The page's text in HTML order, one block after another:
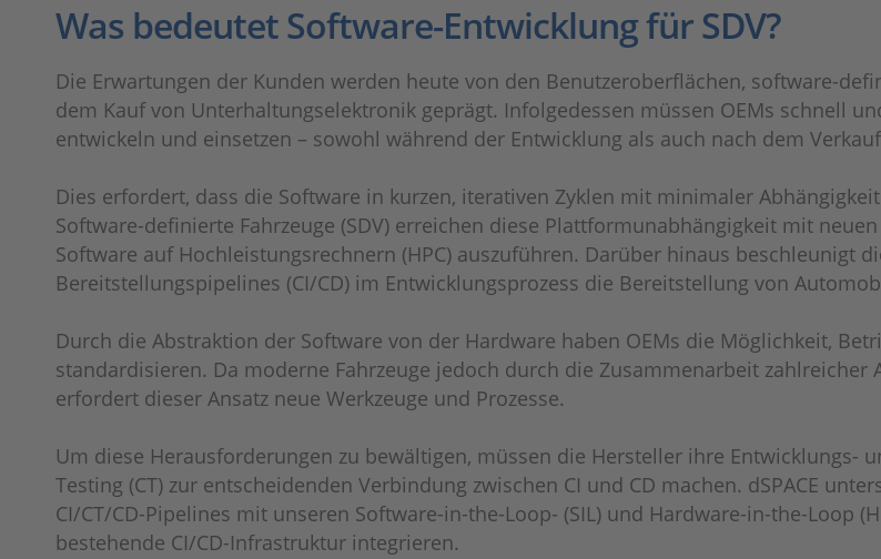
Was bedeutet Software-Entwicklung für SDV?
Die Erwartungen der Kunden werden heute von den Benutzeroberflächen, software-
dem Kauf von Unterhaltungselektronik geprägt. Infolgedessen müssen OEMs schnell
entwickeln und einsetzen – sowohl während der Entwicklung als auch nach dem
Dies erfordert, dass die Software in kurzen, iterativen Zyklen mit minimaler
Software-definierte Fahrzeuge (SDV) erreichen diese Plattformunabhängigkeit mit
Software auf Hochleistungsrechnern (HPC) auszuführen. Darüber hinaus beschleunigt
Bereitstellungspipelines (CI/CD) im Entwicklungsprozess die Bereitstellung von
Durch die Abstraktion der Software von der Hardware haben OEMs die Möglichkeit,
standardisieren. Da moderne Fahrzeuge jedoch durch die Zusammenarbeit
erfordert dieser Ansatz neue Werkzeuge und Prozesse.
Um diese Herausforderungen zu bewältigen, müssen die Hersteller ihre Entwicklungs-
Testing (CT) zur entscheidenden Verbindung zwischen CI und CD machen. dSPACE
CI/CT/CD-Pipelines mit unseren Software-in-the-Loop- (SIL) und Hardware-in-the-Loop
bestehende CI/CD-Infrastruktur integrieren.